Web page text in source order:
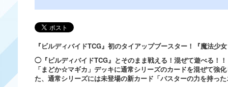
『ビルディバイドTCG』初のタイアップブースター！『魔法少
◯『ビルディバイドTCG』とそのまま戦える！混ぜて遊べる！！
「まどか☆マギカ」デッキに通常シリーズのカードを混ぜて強
た、通常シリーズには未登場の新カード「バスターの力を持っ